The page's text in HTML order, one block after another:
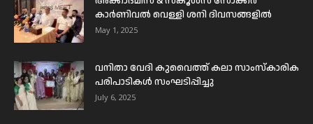
കാർണിവൽ വെള്ളി ശനി ദിവസങ്ങളിൽ
May 1, 2025
വനിതാ വേദി കുവൈത്ത് കലാ സാംസ്കാരിക
പരിപാടികൾ സംഘടിപ്പിച്ചു
July 6, 2025